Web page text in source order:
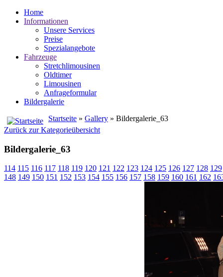
Home
Informationen
Unsere Services
Preise
Spezialangebote
Fahrzeuge
Stretchlimousinen
Oldtimer
Limousinen
Anfrageformular
Bildergalerie
Startseite » Gallery » Bildergalerie_63
Zurück zur Kategorieübersicht
Bildergalerie_63
114 115 116 117 118 119 120 121 122 123 124 125 126 127 128 129
148 149 150 151 152 153 154 155 156 157 158 159 160 161 162